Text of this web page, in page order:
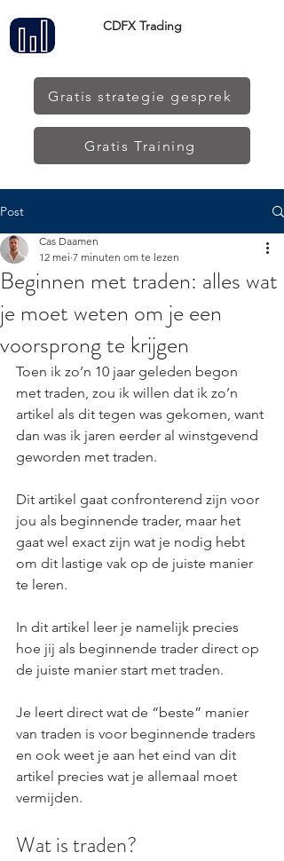
CDFX Trading
Gratis strategie gesprek
Gratis Training
Post
Beginnen met traden: alles wat
je moet weten om je een
voorsprong te krijgen
Cas Daamen
12 mei 7 minuten om te lezen
Toen ik zo’n 10 jaar geleden begon
met traden, zou ik willen dat ik zo’n
artikel als dit tegen was gekomen, want
dan was ik jaren eerder al winstgevend
geworden met traden.
Dit artikel gaat confronterend zijn voor
jou als beginnende trader, maar het
gaat wel exact zijn wat je nodig hebt
om dit lastige vak op de juiste manier
te leren.
In dit artikel leer je namelijk precies
hoe jij als beginnende trader direct op
de juiste manier start met traden.
Je leert direct wat de “beste” manier
van traden is voor beginnende traders
en ook weet je aan het eind van dit
artikel precies wat je allemaal moet
vermijden.
Wat is traden?